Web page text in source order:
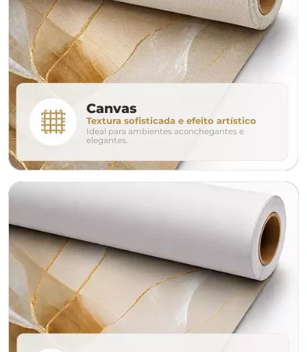
280cm 320cm
conjunto
avulso duo
o tamanho ideal para o seu ambiente é
Canvas
Textura sofisticada e efeito artístico
Ideal para ambientes aconchegantes e
elegantes.